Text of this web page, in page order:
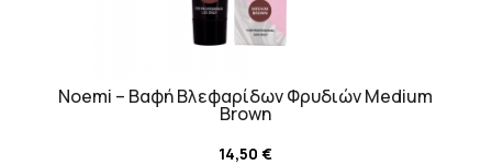
Noemi – Βαφή Βλεφαρίδων Φρυδιών Medium
Brown
14,50€